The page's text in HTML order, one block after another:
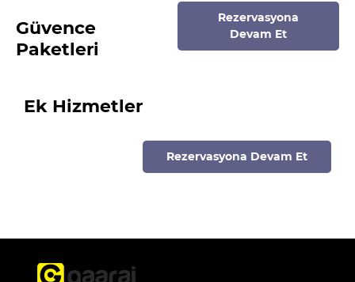
Güvence
Paketleri
Rezervasyona
Devam Et
Ek Hizmetler
Rezervasyona Devam Et